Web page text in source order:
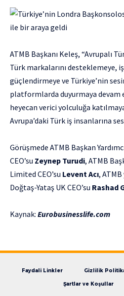
ATMB Başkanı Keleş, “Avrupalı
Türk markalarını desteklemeye,
güçlendirmeye ve Türkiye’nin
platformlarda duyurmaya devam
heyecan verici yolculuğa
Avrupa’daki Türk iş insanlarına
Görüşmede ATMB Başkan
CEO’su Zeynep Turudi, ATMB
Limited CEO’su Levent Acı,
Doğtaş-Yataş UK CEO’su Rashad
Kaynak: Eurobusinesslife.com
Faydali Linkler Gizlilik
Şartlar ve Koşullar